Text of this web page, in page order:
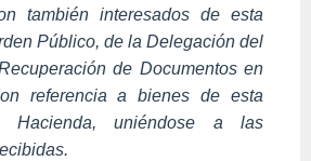
también interesados de esta
Público, de la Delegación del
de Documentos en
referencia a bienes de esta
Hacienda, uniéndose a las